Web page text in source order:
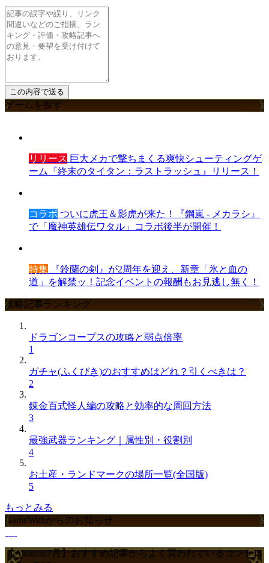
ゲームを探す
リリース 巨大メカで撃ちまくる爽快シューティングゲ
ーム『終末のタイタン：ラストラッシュ』リリース！
コラボ ついに虎王＆影虎が来た！『鋼嵐 - メカラシ』
で「魔神英雄伝ワタル」コラボ後半が開催！
特集 『鈴蘭の剣』が2周年を迎え、新章「氷と血の
道」を解禁ッ！記念イベントの報酬もお見逃し無く！
攻略記事ランキング
ドラゴンコープスの攻略と弱点倍率
1
ガチャ(ふくびき)のおすすめはどれ？引くべきは？
2
錬金百式怪人編の攻略と効率的な周回方法
3
最強武器ランキング｜属性別・役割別
4
お土産・ランドマークの場所一覧(全国版)
5
もっとみる
GameWithからのお知らせ
【Amazon7月】おすすめ記事からよく買われているコントロ